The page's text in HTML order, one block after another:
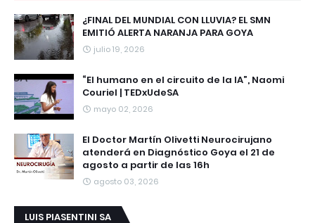
¿FINAL DEL MUNDIAL CON LLUVIA? EL SMN
EMITIÓ ALERTA NARANJA PARA GOYA
julio 19, 2026
“El humano en el circuito de la IA”, Naomi
Couriel | TEDxUdeSA
mayo 02, 2026
El Doctor Martín Olivetti Neurocirujano
atenderá en Diagnóstico Goya el 21 de
agosto a partir de las 16h
agosto 03, 2026
LUIS PIASENTINI SA